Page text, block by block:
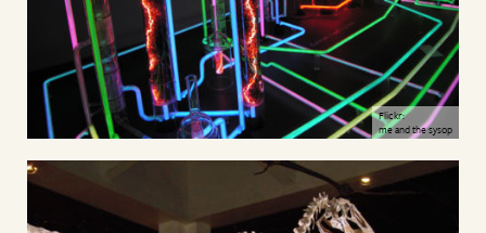
Flickr:
me and the sysop